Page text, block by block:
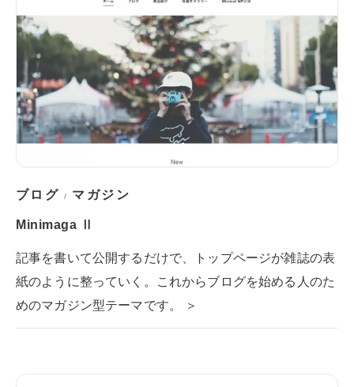
ブログ / マガジン
Minimaga Ⅱ
記事を書いて公開するだけで、トップページが雑誌の表
紙のように整っていく。これからブログを始める人のた
めのマガジン型テーマです。 ＞